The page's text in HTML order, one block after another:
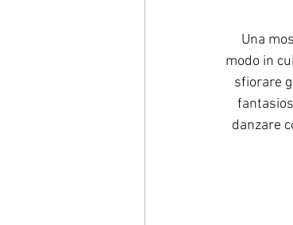
Una
modo in
sfiorare
danzare